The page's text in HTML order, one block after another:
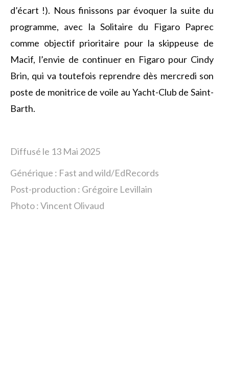
d’écart !). Nous finissons par évoquer la suite du
programme, avec la Solitaire du Figaro Paprec
comme objectif prioritaire pour la skippeuse de
Macif, l’envie de continuer en Figaro pour Cindy
Brin, qui va toutefois reprendre dès mercredi son
poste de monitrice de voile au Yacht-Club de Saint-
Barth.
Diffusé le 13 Mai 2025
Générique : Fast and wild/EdRecords
Post-production : Grégoire Levillain
Photo : Vincent Olivaud